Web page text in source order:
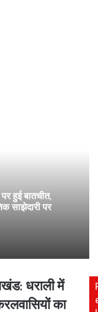
हुई बातचीत,
साझेदारी पर
धराली में
का